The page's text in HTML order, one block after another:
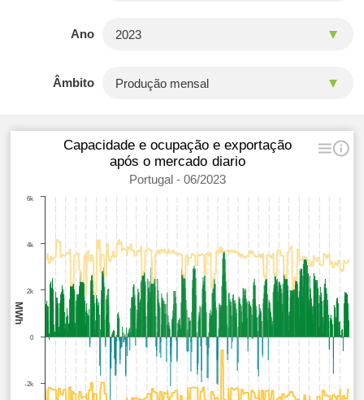
Ano
Âmbito
MWh
Capacidade e ocupação e exportação
após o mercado diario
Portugal - 06/2023
-2k
0
2k
4k
6k